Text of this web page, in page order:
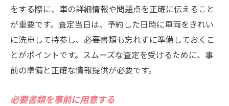
をする際に、車の詳細情報や問題点を正確に伝えること
が重要です。査定当日は、予約した日時に車両をきれい
に洗車して持参し、必要書類も忘れずに準備しておくこ
とがポイントです。スムーズな査定を受けるために、事
前の準備と正確な情報提供が必要です。
必要書類を事前に用意する